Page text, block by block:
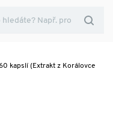
kapslí (Extrakt z Korálovce